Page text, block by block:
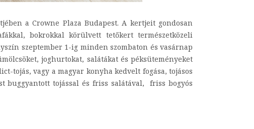
a Crowne Plaza Budapest. A kertjeit gondosan
bokrokkal körülvett tetőkert természetközeli
szeptember 1-ig minden szombaton és vasárnap
joghurtokat, salátákat és péksüteményeket
tojás, vagy a magyar konyha kedvelt fogása, tojásos
buggyantott tojással és friss salátával, friss bogyós